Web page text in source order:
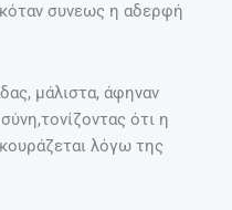
συνεως η αδερφή
μάλιστα, άφηναν
ότι η
λόγω της